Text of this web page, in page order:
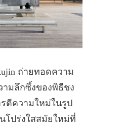
ถ่ายทอดความ
ามลึกซึ้งของพิธีชง
ตีความใหม่ในรูป
โปร่งใสสมัยใหม่ที่